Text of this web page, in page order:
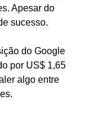
Apesar do
sucesso.
do Google
por US$ 1,65
algo entre